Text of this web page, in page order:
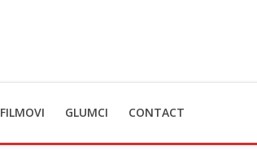
FILMOVI GLUMCI CONTACT